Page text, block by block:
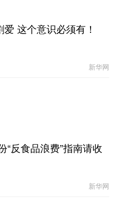
爱 这个意识必须有！
新华网
“反食品浪费”指南请收
新华网